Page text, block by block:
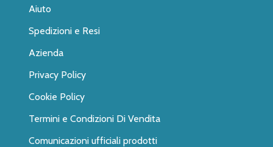
Aiuto
Spedizioni e Resi
Azienda
Privacy Policy
Cookie Policy
Termini e Condizioni Di Vendita
Comunicazioni ufficiali prodotti